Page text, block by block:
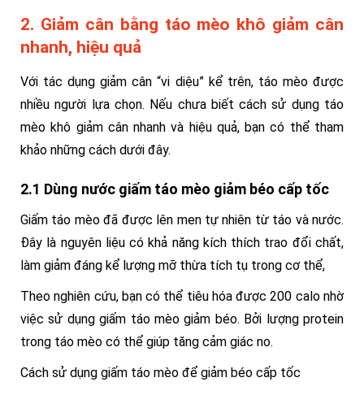
2. Giảm cân bằng táo mèo khô giảm cân
nhanh, hiệu quả
Với tác dụng giảm cân “vi diệu” kể trên, táo mèo được
nhiều người lựa chọn. Nếu chưa biết cách sử dụng táo
mèo khô giảm cân nhanh và hiệu quả, bạn có thể tham
khảo những cách dưới đây.
2.1 Dùng nước giấm táo mèo giảm béo cấp tốc
Giấm táo mèo đã được lên men tự nhiên từ táo và nước.
Đây là nguyên liệu có khả năng kích thích trao đổi chất,
làm giảm đáng kể lượng mỡ thừa tích tụ trong cơ thể,
Theo nghiên cứu, bạn có thể tiêu hóa được 200 calo nhờ
việc sử dụng giấm táo mèo giảm béo. Bởi lượng protein
trong táo mèo có thể giúp tăng cảm giác no.
Cách sử dụng giấm táo mèo để giảm béo cấp tốc